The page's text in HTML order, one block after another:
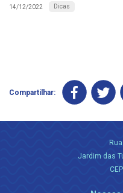
14/12/2022 Dicas
Compartilhar:
Jardim das